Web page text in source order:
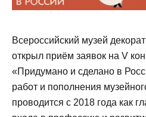
Всероссийский музей
открыл приём заявок на V
«Придумано и сделано в
работ и пополнения
проводится с 2018 года как